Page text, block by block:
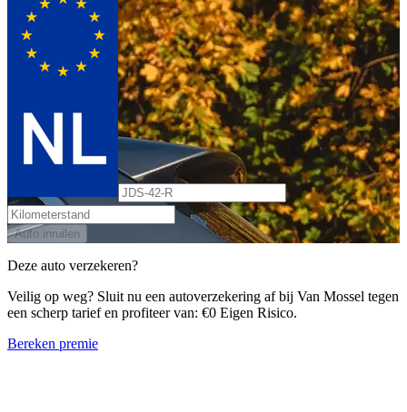
Auto inruilen
Deze auto verzekeren?
Veilig op weg? Sluit nu een autoverzekering af bij Van Mossel tegen
een scherp tarief en profiteer van: €0 Eigen Risico.
Bereken premie